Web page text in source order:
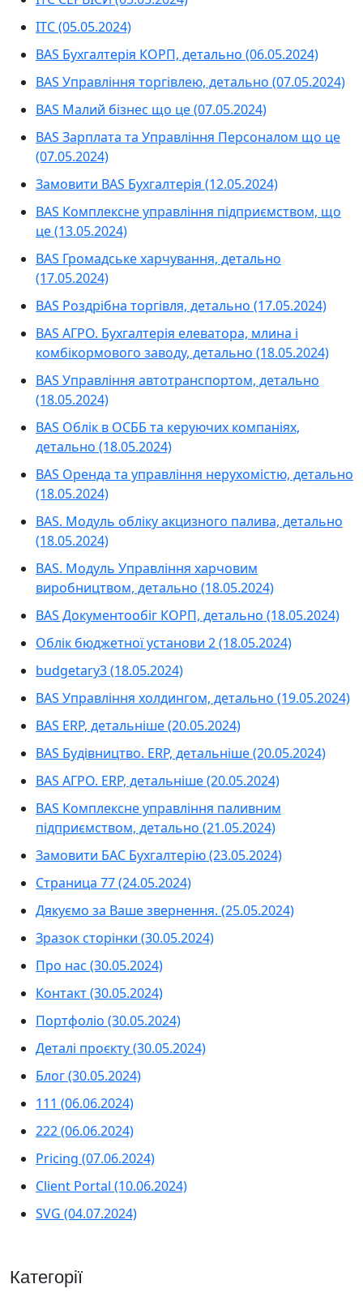
ІТС (05.05.2024)
BAS Бухгалтерія КОРП, детально (06.05.2024)
BAS Управління торгівлею, детально (07.05.2024)
BAS Малий бізнес що це (07.05.2024)
BAS Зарплата та Управління Персоналом що це
(07.05.2024)
Замовити BAS Бухгалтерія (12.05.2024)
BAS Комплексне управління підприємством, що
це (13.05.2024)
BAS Громадське харчування, детально
(17.05.2024)
BAS Роздрібна торгівля, детально (17.05.2024)
BAS АГРО. Бухгалтерія елеватора, млина і
комбікормового заводу, детально (18.05.2024)
BAS Управління автотранспортом, детально
(18.05.2024)
BAS Облік в ОСББ та керуючих компаніях,
детально (18.05.2024)
BAS Оренда та управління нерухомістю, детально
(18.05.2024)
BAS. Модуль обліку акцизного палива, детально
(18.05.2024)
BAS. Модуль Управління харчовим
виробництвом, детально (18.05.2024)
BAS Документообіг КОРП, детально (18.05.2024)
Облік бюджетної установи 2 (18.05.2024)
budgetary3 (18.05.2024)
BAS Управління холдингом, детально (19.05.2024)
BAS ERP, детальніше (20.05.2024)
BAS Будівництво. ERP, детальніше (20.05.2024)
BAS АГРО. ERP, детальніше (20.05.2024)
BAS Комплексне управління паливним
підприємством, детально (21.05.2024)
Замовити БАС Бухгалтерію (23.05.2024)
Страница 77 (24.05.2024)
Дякуємо за Ваше звернення. (25.05.2024)
Зразок сторінки (30.05.2024)
Про нас (30.05.2024)
Контакт (30.05.2024)
Портфоліо (30.05.2024)
Деталі проєкту (30.05.2024)
Блог (30.05.2024)
111 (06.06.2024)
222 (06.06.2024)
Pricing (07.06.2024)
Client Portal (10.06.2024)
SVG (04.07.2024)
Категорії